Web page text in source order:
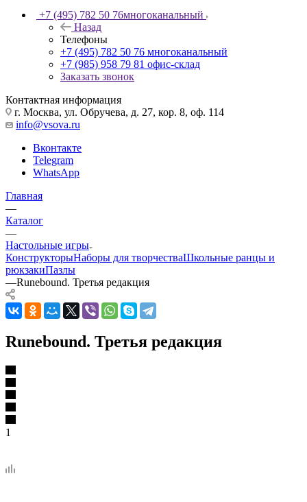
+7 (495) 782 50 76многоканальный
Назад
Телефоны
+7 (495) 782 50 76 многоканальный
+7 (985) 958 79 81 офис-склад
Заказать звонок
Контактная информация
г. Москва, ул. Обручева, д. 27, кор. 8, оф. 114
info@vsova.ru
Вконтакте
Telegram
WhatsApp
Главная
—
Каталог
—
Настольные игры
КонструкторыНаборы для творчестваШкольные ранцы и
рюкзакиПазлы
—Runebound. Третья редакция
Runebound. Третья редакция
1